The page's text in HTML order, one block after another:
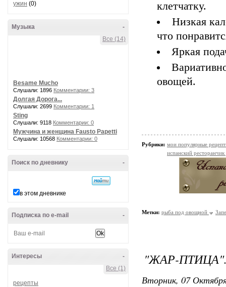
ужин (0)
-
Музыка
Все (14)
Besame Mucho
Слушали: 1896 Комментарии: 3
Долгая Дорога...
Слушали: 2699 Комментарии: 1
Sting
Слушали: 9118 Комментарии: 0
Мужчина и женщина Fausto Papetti
Слушали: 10568 Комментарии: 0
-
Поиск по дневнику
в этом дневнике
-
Подписка по e-mail
-
Интересы
Все (1)
рецепты
клетчатку.
Низкая
что
Яркая
овощей.
Рубрики: мои популярные
испанский
Метки: рыба под овощной
"ЖАР-
Вторник, 07